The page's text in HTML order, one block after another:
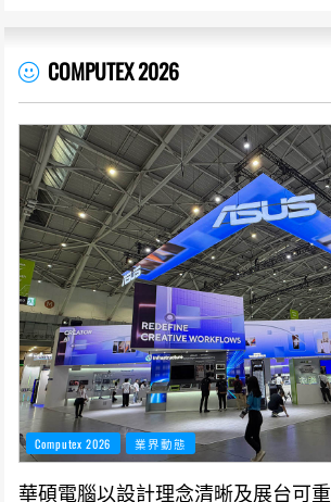
COMPUTEX 2026
Computex 2026 業界動態
華碩電腦以設計理念清晰及展台可